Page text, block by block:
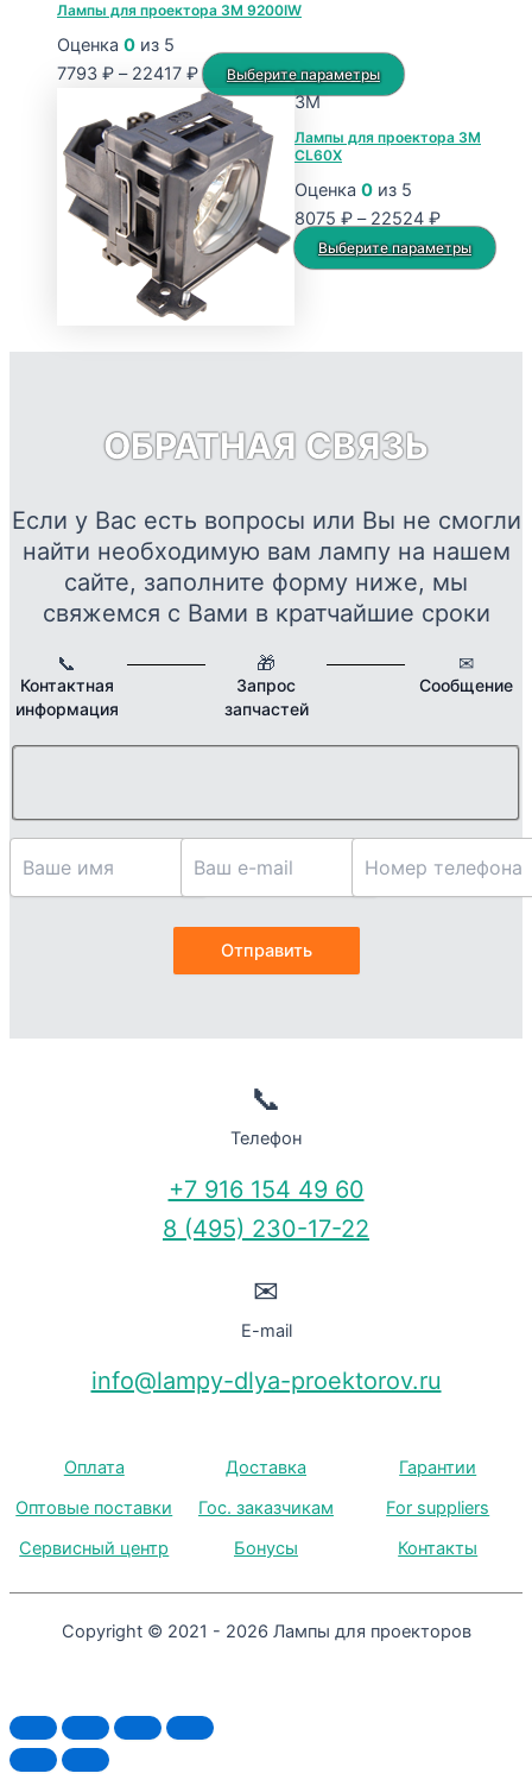
Лампы для проектора 3M 9200IW
Оценка 0 из 5
7793 ₽ – 22417 ₽Диапазон
цен:
7793 ₽
–
22417 ₽
Выберите параметры
Этот
имеет
вариаций.
Опции
можно
выбрать
товара.
3M
Лампы для проектора 3M
CL60X
Оценка 0 из 5
8075 ₽ – 22524 ₽Диапазон
цен:
8075 ₽
Выберите параметры
ОБРАТНАЯ СВЯЗЬ
Если у Вас есть вопросы или Вы не смогли
найти необходимую вам лампу на нашем
сайте, заполните форму ниже, мы
свяжемся с Вами в кратчайшие сроки
📞
Контактная
информация
🎁
Запрос
запчастей
✉
Сообщение
📞
Телефон
+7 916 154 49 60
8 (495) 230-17-22
✉
E-mail
info@lampy-dlya-proektorov.ru
Оплата Доставка
Гарантии
Оптовые поставки
Гос. заказчикам
For suppliers
Сервисный центр
Бонусы Контакты
Copyright © 2021 - 2026 Лампы для проекторов